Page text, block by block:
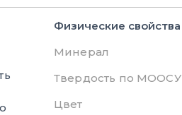
Физические свойства
Минерал
Твердость по МООСУ
Цвет